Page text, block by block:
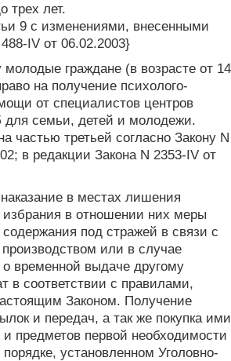
трех лет.
9 с изменениями, внесенными
IV от 06.02.2003}
граждане (в возрасте от 14
на получение психолого-
от специалистов центров
для семьи, детей и молодежи.
частью третьей согласно Закону N
в редакции Закона N 2353-IV от
в местах лишения
в отношении них меры
под стражей в связи с
или в случае
временной выдаче другому
в соответствии с правилами,
Законом. Получение
и передач, а так же покупка ими
и предметов первой необходимости
установленном Уголовно-